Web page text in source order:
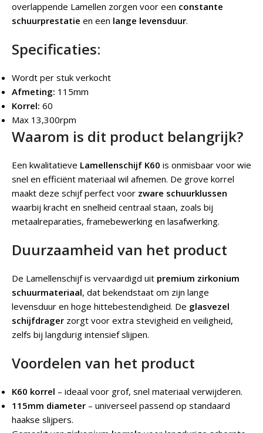
overlappende Lamellen zorgen voor een constante
schuurprestatie en een lange levensduur.
Specificaties:
Wordt per stuk verkocht
Afmeting: 115mm
Korrel: 60
Max 13,300rpm
Waarom is dit product belangrijk?
Een kwalitatieve Lamellenschijf K60 is onmisbaar voor wie
snel en efficiënt materiaal wil afnemen. De grove korrel
maakt deze schijf perfect voor zware schuurklussen
waarbij kracht en snelheid centraal staan, zoals bij
metaalreparaties, framebewerking en lasafwerking.
Duurzaamheid van het product
De Lamellenschijf is vervaardigd uit premium zirkonium
schuurmateriaal, dat bekendstaat om zijn lange
levensduur en hoge hittebestendigheid. De glasvezel
schijfdrager zorgt voor extra stevigheid en veiligheid,
zelfs bij langdurig intensief slijpen.
Voordelen van het product
K60 korrel – ideaal voor grof, snel materiaal verwijderen.
115mm diameter – universeel passend op standaard
haakse slijpers.